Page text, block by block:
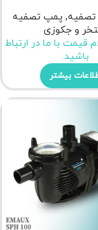
تصفیه, پمپ تصفیه
و جکوزی
قیمت با ما در ارتباط
باشید.
بیشتر